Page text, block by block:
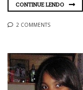
CONTINUE LENDO
2 COMMENTS